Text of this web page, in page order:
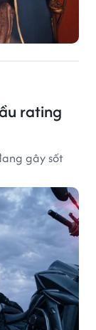
rating
gây sốt